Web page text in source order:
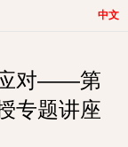
中文
应对——第
专题讲座